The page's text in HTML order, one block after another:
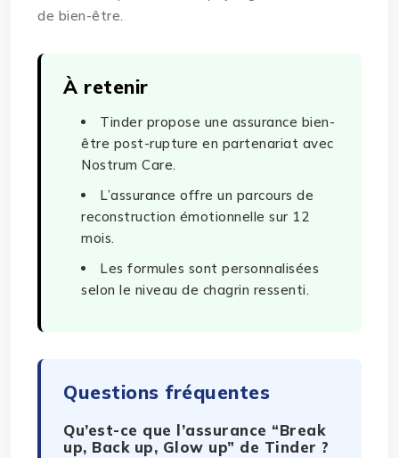
de bien-être.
À retenir
Tinder propose une assurance bien-
être post-rupture en partenariat avec
Nostrum Care.
L’assurance offre un parcours de
reconstruction émotionnelle sur 12
mois.
Les formules sont personnalisées
selon le niveau de chagrin ressenti.
Questions fréquentes
Qu’est-ce que l’assurance “Break
up, Back up, Glow up” de Tinder ?